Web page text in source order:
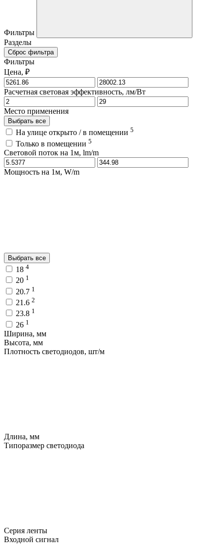
Фильтры
Разделы
Сброс фильтра
Фильтры
Цена, ₽
Расчетная световая эффективность, лм/Вт
Место применения
Выбрать все
На улице открыто / в помещении 5
Только в помещении 5
Световой поток на 1м, lm/m
Мощность на 1м, W/m
Выбрать все
18 4
20 1
20.7 1
21.6 2
23.8 1
26 1
Ширина, мм
Высота, мм
Плотность светодиодов, шт/м
Длина, мм
Типоразмер светодиода
Серия ленты
Входной сигнал